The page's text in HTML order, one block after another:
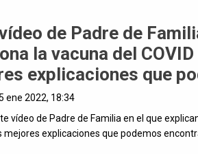
de Padre de
la vacuna del
explicaciones que
ene 2022, 18:34
vídeo de Padre de Familia en el que
mejores explicaciones que podemos